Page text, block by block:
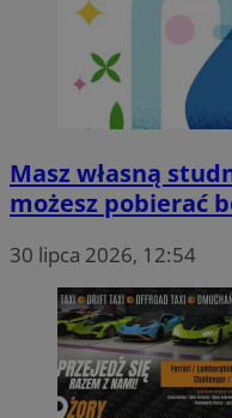
Masz własną
możesz pobierać
30 lipca 2026, 12:54